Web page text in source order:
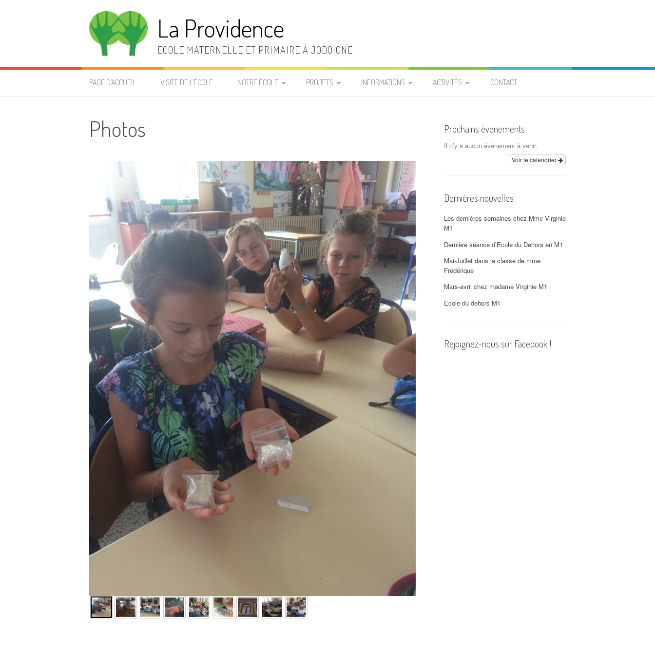
La Providence
ECOLE MATERNELLE ET PRIMAIRE À JODOIGNE
PAGE D’ACCUEIL VISITE DE L’ÉCOLE NOTRE ÉCOLE
LA SECTION PRIMAIRE
LE PERSONNEL
D’ENTRETIEN
LE CONSEIL DES ÉLÈVES
ACCUEIL EXTRA-SCOLAIRE
ASSOCIATION DES
PARENTS
PROJETS
LE PROJET
D’ÉTABLISSEMENT
PROJETS ÉDUCATIF ET
PÉDAGOGIQUE
INFORMATIONS
CLASSE
REPAS CHAUDS
COMMANDE T-SHIRT DE
L’ÉCOLE
DOCUMENTS À
TÉLÉCHARGER
ACTIVITÉS
PROJET « PIGEONNIER » À
ARCHIVES
PHOTOS
CONTACT
Photos Prochains événements
Il n’y a aucun évènement à venir.
Voir le calendrier
Dernières nouvelles
Les dernières semaines chez Mme Virginie
M1
Dernière séance d’Ecole du Dehors en M1
Mai-Juillet dans la classe de mme
Frédérique
Mars-avril chez madame Virginie M1
Ecole du dehors M1
Rejoignez-nous sur Facebook !